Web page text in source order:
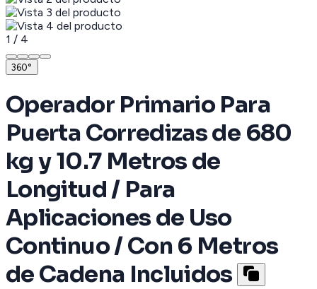
1 / 4
360°
Operador Primario Para
Puerta Corredizas de 680
kg y 10.7 Metros de
Longitud / Para
Aplicaciones de Uso
Continuo / Con 6 Metros
de Cadena Incluidos